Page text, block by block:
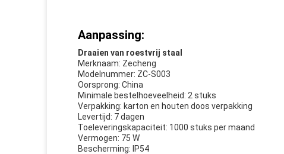
Aanpassing:
Draaien van roestvrij staal
Merknaam: Zecheng
Modelnummer: ZC-S003
Oorsprong: China
Minimale bestelhoeveelheid: 2 stuks
Verpakking: karton en houten doos verpakking
Levertijd: 7 dagen
Toeleveringskapaciteit: 1000 stuks per maand
Vermogen: 75 W
Bescherming: IP54